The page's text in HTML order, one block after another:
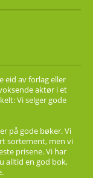
eid av forlag eller
aktør i et
Vi selger gode
på gode bøker. Vi
sortement, men vi
prisene. Vi har
alltid en god bok,